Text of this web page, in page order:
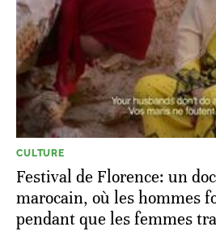
CULTURE
Festival de Florence: un
marocain, où les hommes
pendant que les femmes